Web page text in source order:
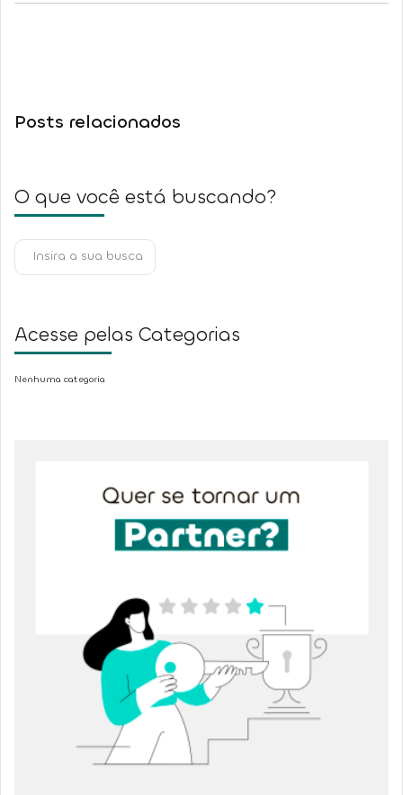
Posts relacionados
O que você está buscando?
Acesse pelas Categorias
Nenhuma categoria